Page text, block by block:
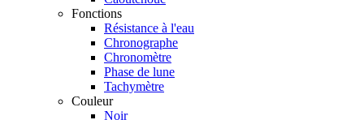
Fonctions
Résistance à l'eau
Chronographe
Chronomètre
Phase de lune
Tachymètre
Couleur
Noir